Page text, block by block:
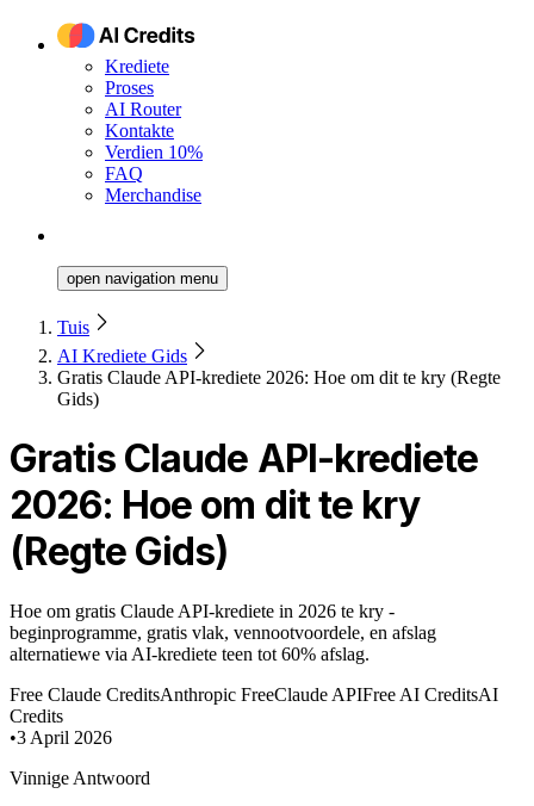
Krediete
Proses
AI Router
Kontakte
Verdien 10%
FAQ
Merchandise
open navigation menu
Tuis
AI Krediete Gids
Gratis Claude API-krediete 2026: Hoe om dit te kry (Regte
Gids)
Gratis Claude API-krediete
2026: Hoe om dit te kry
(Regte Gids)
Hoe om gratis Claude API-krediete in 2026 te kry -
beginprogramme, gratis vlak, vennootvoordele, en afslag
alternatiewe via AI-krediete teen tot 60% afslag.
Free Claude CreditsAnthropic FreeClaude APIFree AI CreditsAI
Credits
•3 April 2026
Vinnige Antwoord